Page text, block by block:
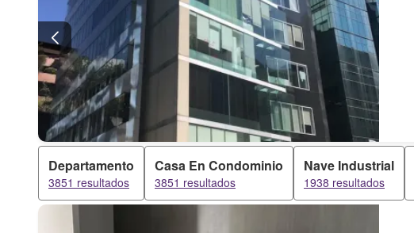
Departamento
3851 resultados
Casa En Condominio
3851 resultados
Nave Industrial
1938 resultados